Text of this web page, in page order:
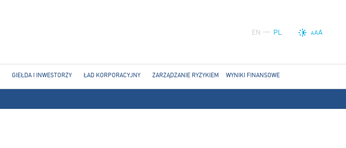
EN PL AAA
GIEŁDA I INWESTORZY ŁAD KORPORACYJNY ZARZĄDZANIE RYZYKIEM WYNIKI FINANSOWE